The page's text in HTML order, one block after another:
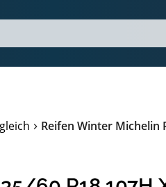
Reifen Winter Michelin